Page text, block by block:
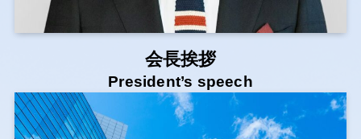
会長挨拶
President’s speech